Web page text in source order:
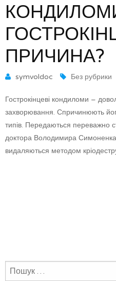
ПРИЧИНА?
symvoldoc Без рубрики
Гострокінцеві кондиломи –
захворювання. Спричинюють
типів. Передаються переважно
доктора Володимира Симоненка
видаляються методом